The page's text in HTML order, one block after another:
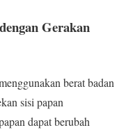
Gerakan
berat badan
sisi papan
dapat berubah